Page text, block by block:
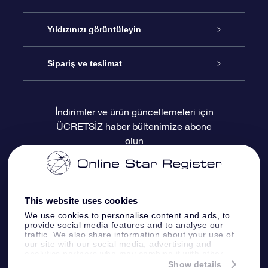
This website uses cookies
We use cookies to personalise content and ads, to
provide social media features and to analyse our
traffic. We also share information about your use of
our site with our social media, advertising and
information that you’ve provided to them or that
Show details
İletişim
Blogu
Değerlendirmeler
Çevrimiçi Yıldız Hediyesi
OSR Hediye Paketi
OSR Hediye Kartı
Kurumsal hediyeler
Yıldızınızı görüntüleyin
Star Register
Kişiselleştirilmiş Yıldız Sayfası
Bir Milyon Yıldız
OSR Starsaver
Fly me to the stars VR sanal gerçeklik
uygulaması
Sipariş ve teslimat
Ödeme bilgileri
Sevkiyat bilgileri
İade Politikası
Takımyıldızı
İndirimler ve ürün güncellemeleri için
ÜCRETSİZ haber bültenimize abone
olun